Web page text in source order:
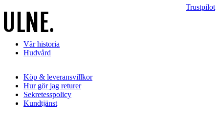
Trustpilot
Vår historia
Hudvård
Köp & leveransvillkor
Hur gör jag returer
Sekretesspolicy
Kundtjänst